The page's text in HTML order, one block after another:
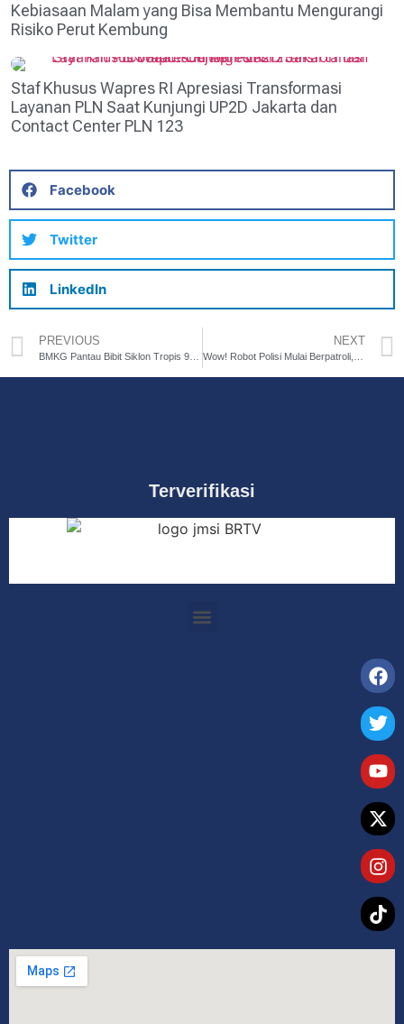
Kebiasaan Malam yang Bisa Membantu Mengurangi
Risiko Perut Kembung
Staf Khusus Wapres RI Apresiasi Transformasi
Layanan PLN Saat Kunjungi UP2D Jakarta dan
Contact Center PLN 123
Facebook
Twitter
LinkedIn
PREVIOUS NEXT
Terverifikasi